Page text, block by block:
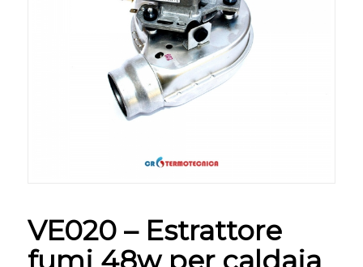
VE020 – Estrattore